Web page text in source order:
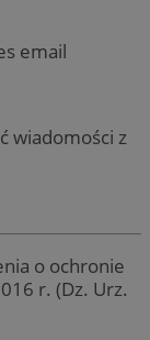
email
wiadomości z
o ochronie
r. (Dz. Urz.